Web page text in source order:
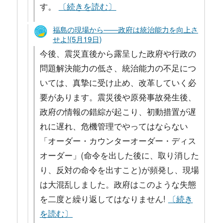
す。
〔続きを読む〕
福島の現場から――政府は統治能力を向上さ
せよ!(5月19日)
今後、震災直後から露呈した政府や行政の
問題解決能力の低さ、統治能力の不足につ
いては、真摯に受け止め、改革していく必
要があります。震災後や原発事故発生後、
政府の情報の錯綜が起こり、初動措置が遅
れに遅れ、危機管理でやってはならない
「オーダー・カウンターオーダー・ディス
オーダー」(命令を出した後に、取り消した
り、反対の命令を出すこと)が頻発し、現場
は大混乱しました。政府はこのような失態
を二度と繰り返してはなりません!
〔続き
を読む〕